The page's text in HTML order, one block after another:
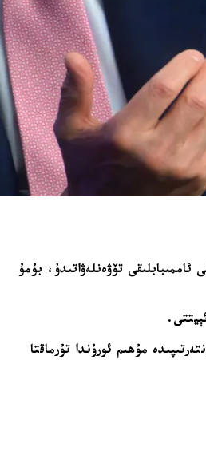
ئاممىبابلىقى تۆۋەنلەۋاتىدۇ، بۇمۇ
مۇھىم ئورۇندا تۇرماقتا